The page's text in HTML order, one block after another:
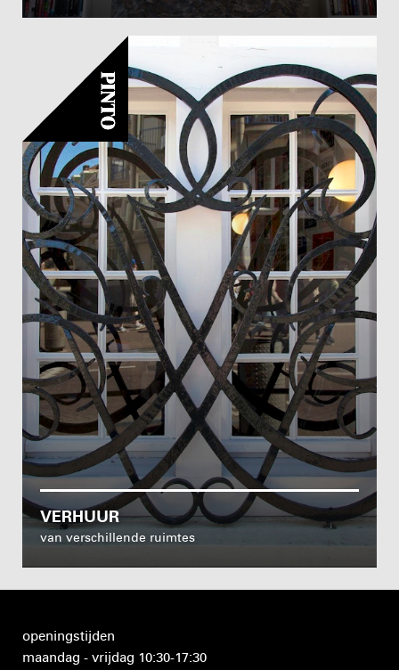
VERHUUR
van verschillende ruimtes
openingstijden
maandag - vrijdag 10:30-17:30